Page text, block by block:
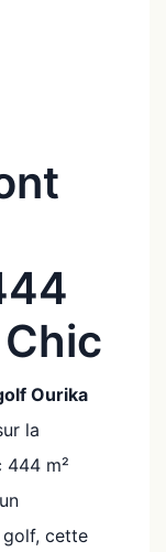
Ourika
la
444 m²
golf, cette